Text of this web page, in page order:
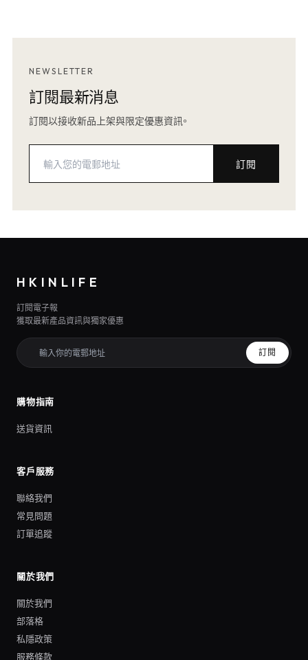
NEWSLETTER
訂閱最新消息
訂閱以接收新品上架與限定優惠資訊。
訂閱
HKINLIFE
訂閱電子報
獲取最新產品資訊與獨家優惠
訂閱
購物指南
送貨資訊
客戶服務
聯絡我們
常見問題
訂單追蹤
關於我們
關於我們
部落格
私隱政策
服務條款